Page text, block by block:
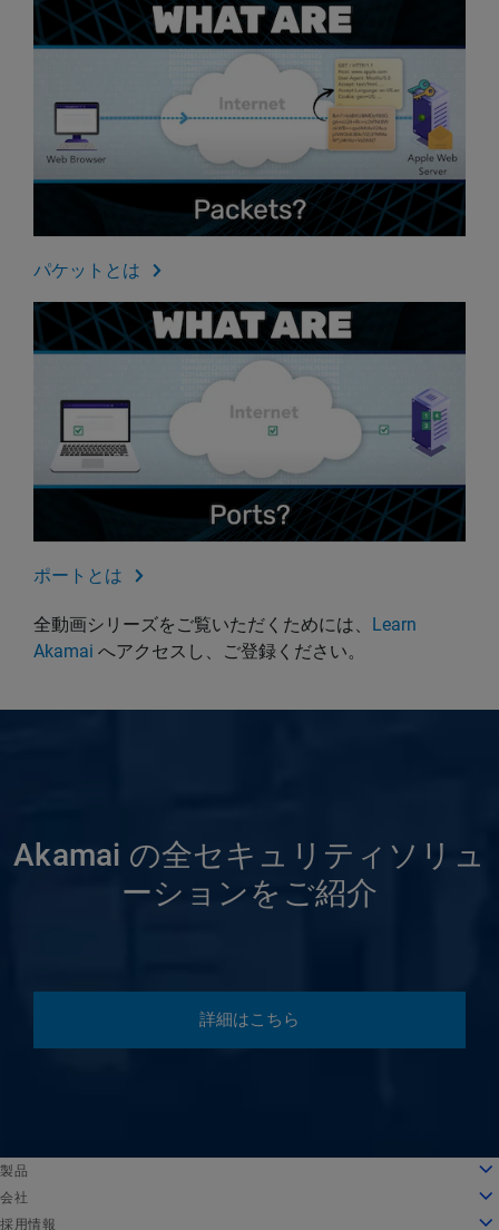
パケットとは
ポートとは
全動画シリーズをご覧いただくためには、
Learn
Akamai へアクセスし、ご登録ください。
Akamai の全セキュリティソリュ
ーションをご紹介
詳細はこちら
製品
クラウドコンピューティング
セキュリティ
会社
会社情報
採用情報
English
Deutsch
Español